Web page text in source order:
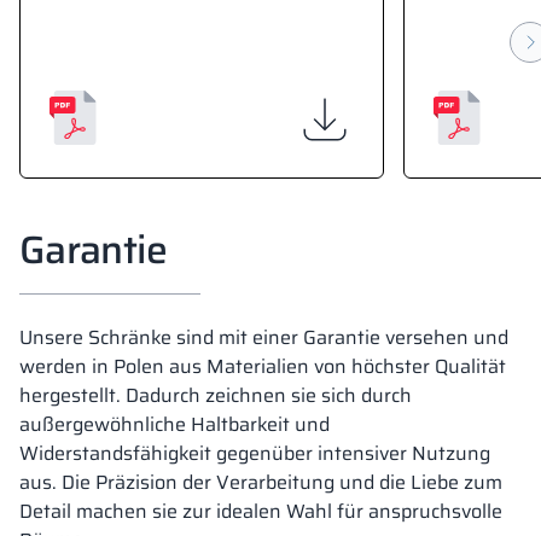
Garantie
Unsere Schränke sind mit einer Garantie versehen und
werden in Polen aus Materialien von höchster Qualität
hergestellt. Dadurch zeichnen sie sich durch
außergewöhnliche Haltbarkeit und
Widerstandsfähigkeit gegenüber intensiver Nutzung
aus. Die Präzision der Verarbeitung und die Liebe zum
Detail machen sie zur idealen Wahl für anspruchsvolle